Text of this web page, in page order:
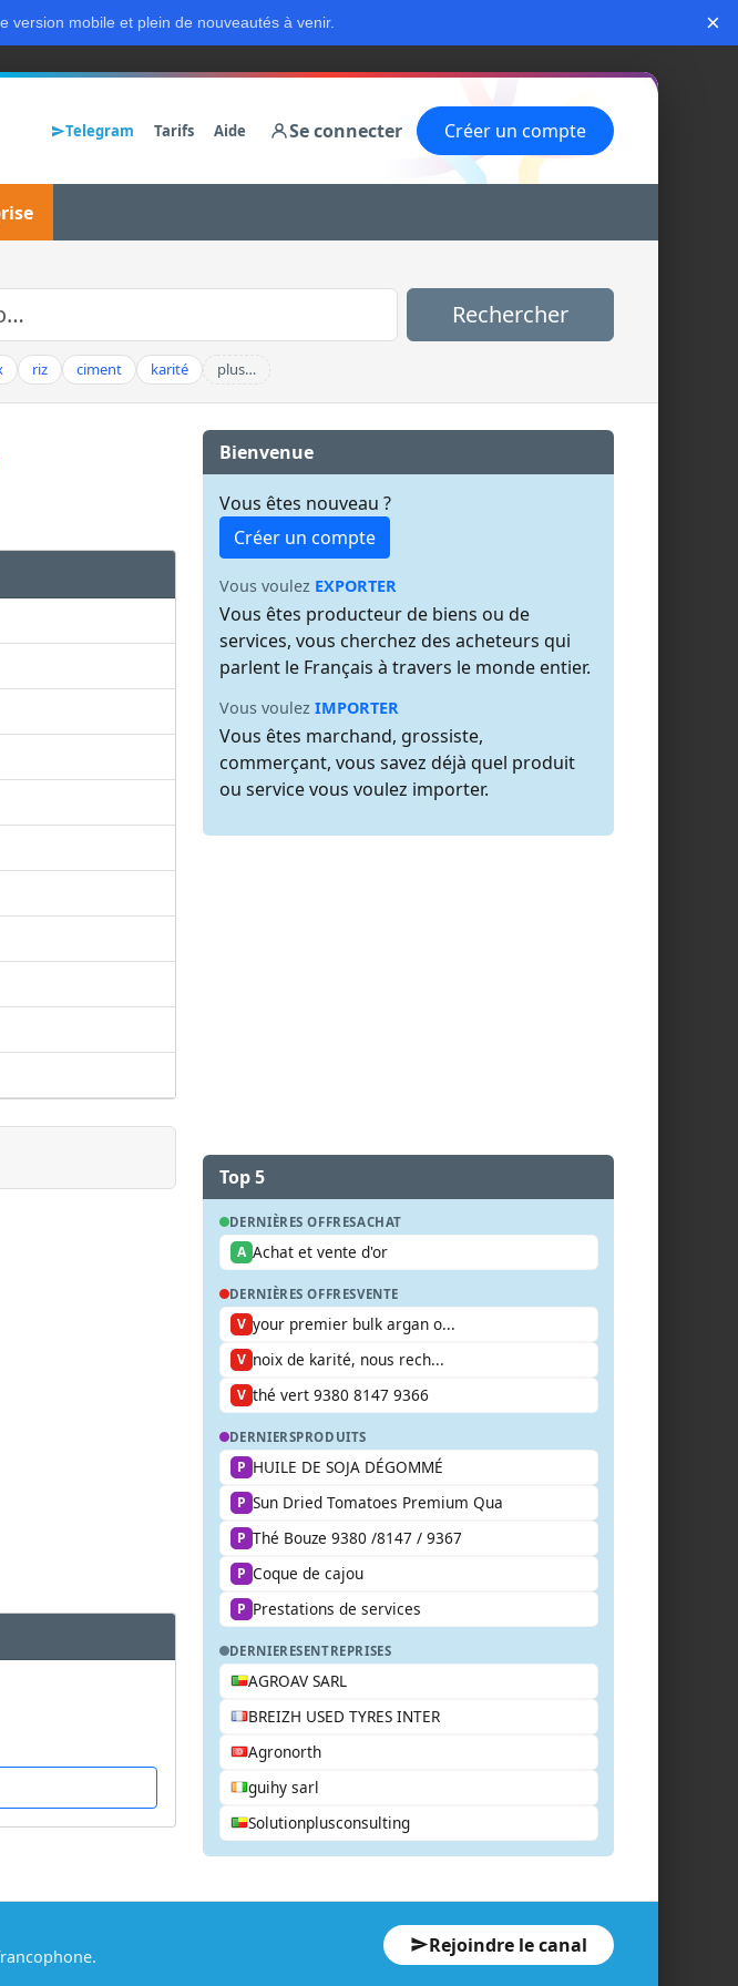
version mobile et plein de nouveautés à venir. ×
Telegram Tarifs Aide Se connecter Créer un compte
Rechercher
riz ciment karité plus…
Bienvenue
Vous êtes nouveau ?
Créer un compte
Vous voulez EXPORTER
Vous êtes producteur de biens ou de
services, vous cherchez des acheteurs qui
parlent le Français à travers le monde entier.
Vous voulez IMPORTER
Vous êtes marchand, grossiste,
commerçant, vous savez déjà quel produit
ou service vous voulez importer.
Top 5
DERNIÈRES OFFRESACHAT
A Achat et vente d'or
DERNIÈRES OFFRESVENTE
V your premier bulk argan o...
V noix de karité, nous rech...
V thé vert 9380 8147 9366
DERNIERSPRODUITS
P HUILE DE SOJA DÉGOMMÉ
P Sun Dried Tomatoes Premium Qua
P Thé Bouze 9380 /8147 / 9367
P Coque de cajou
P Prestations de services
DERNIERESENTREPRISES
AGROAV SARL
BREIZH USED TYRES INTER
Agronorth
guihy sarl
Solutionplusconsulting
Rejoindre le canal